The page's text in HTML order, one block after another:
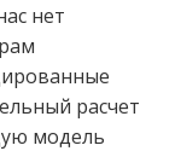
нет
расчет
модель